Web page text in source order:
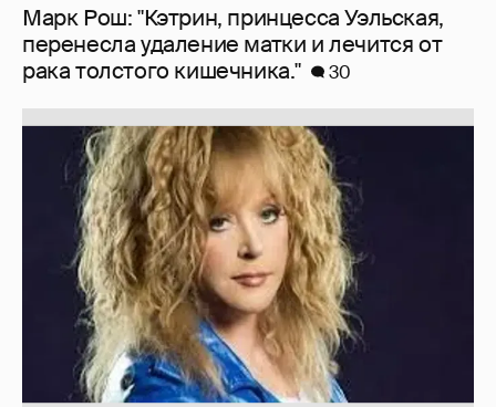
Знаменитости со странным "сексуальным
поведением"
180